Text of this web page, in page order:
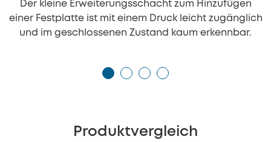
Der kleine Erweiterungsschacht zum Hinzufügen
einer Festplatte ist mit einem Druck leicht zugänglich
und im geschlossenen Zustand kaum erkennbar.
Produktvergleich